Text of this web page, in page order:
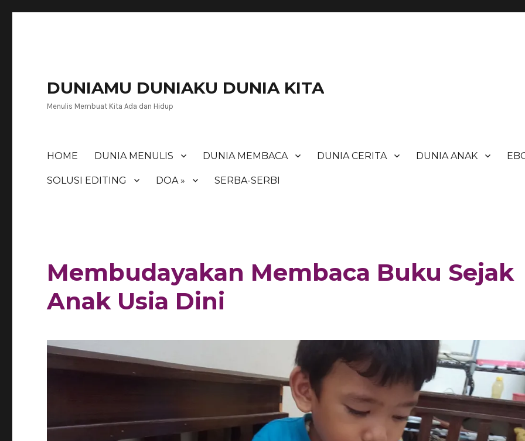
DUNIAMU DUNIAKU DUNIA KITA
Menulis Membuat Kita Ada dan Hidup
HOME DUNIA MENULIS DUNIA MEMBACA DUNIA CERITA DUNIA ANAK
SOLUSI EDITING DOA » SERBA-SERBI
Membudayakan Membaca Buku Sejak
Anak Usia Dini